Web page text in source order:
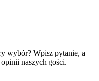
wybór? Wpisz pytanie, a
naszych gości.